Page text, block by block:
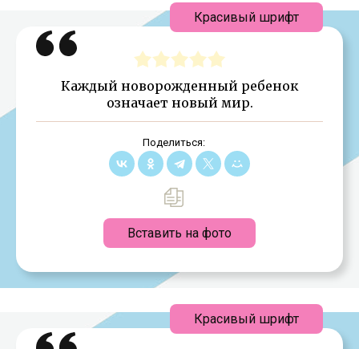
Каждый новорожденный ребенок
означает новый мир.
Поделиться:
Вставить на фото
Красивый шрифт
Красивый шрифт